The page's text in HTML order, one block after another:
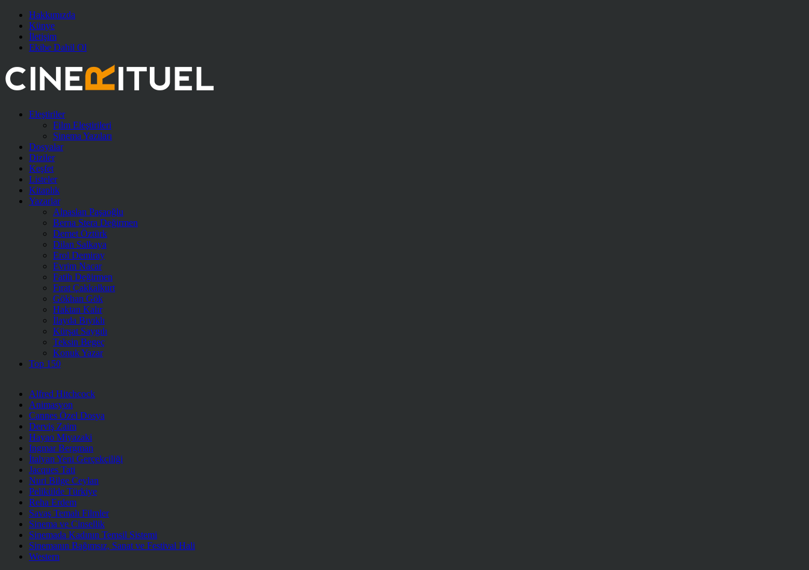
Hakkımızda
Künye
İletişim
Ekibe Dahil Ol
Eleştiriler
Film Eleştirileri
Sinema Yazıları
Dosyalar
Diziler
Keşfet
Listeler
Kitaplık
Yazarlar
Alpaslan Paşaoğlu
Berna Stera Değirmen
Demet Öztürk
Dilan Salkaya
Erol Demiray
Evrim Nacar
Fatih Değirmen
Fırat Çakkalkurt
Gökhan Gök
Haktan Kalır
İlayda Bıyıklı
Kürşat Saygılı
Teksin Begeç
Konuk Yazar
Top 150
Alfred Hitchcock
Animasyon
Cannes Özel Dosya
Derviş Zaim
Hayao Miyazaki
Ingmar Bergman
İtalyan Yeni Gerçekçiliği
Jacques Tati
Nuri Bilge Ceylan
Pelikülde Türkiye
Reha Erdem
Savaş Temalı Filmler
Sinema ve Cinsellik
Sinemada Kadının Temsil Sistemi
Sinemanın Bağımsız, Sanat ve Festival Hali
Western